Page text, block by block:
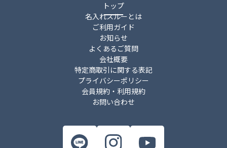
トップ
名入れスルーとは
ご利用ガイド
お知らせ
よくあるご質問
会社概要
特定商取引に関する表記
プライバシーポリシー
会員規約・利用規約
お問い合わせ